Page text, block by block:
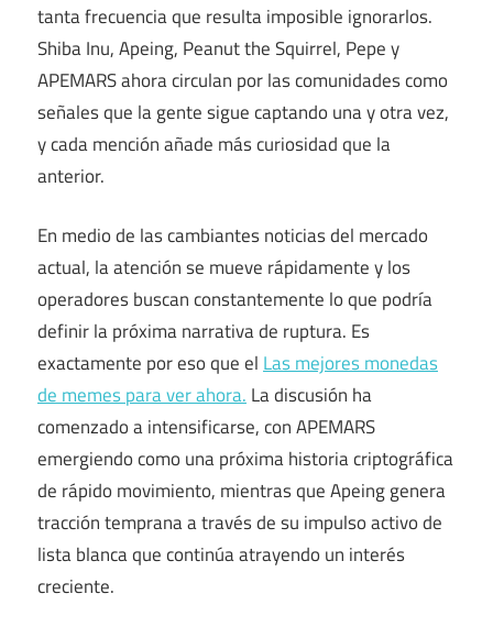
tanta frecuencia que resulta imposible ignorarlos.
Shiba Inu, Apeing, Peanut the Squirrel, Pepe y
APEMARS ahora circulan por las comunidades como
señales que la gente sigue captando una y otra vez,
y cada mención añade más curiosidad que la
anterior.
En medio de las cambiantes noticias del mercado
actual, la atención se mueve rápidamente y los
operadores buscan constantemente lo que podría
definir la próxima narrativa de ruptura. Es
exactamente por eso que elLas mejores monedas
de memes para ver ahora.La discusión ha
comenzado a intensificarse, con APEMARS
emergiendo como una próxima historia criptográfica
de rápido movimiento, mientras que Apeing genera
tracción temprana a través de su impulso activo de
lista blanca que continúa atrayendo un interés
creciente.